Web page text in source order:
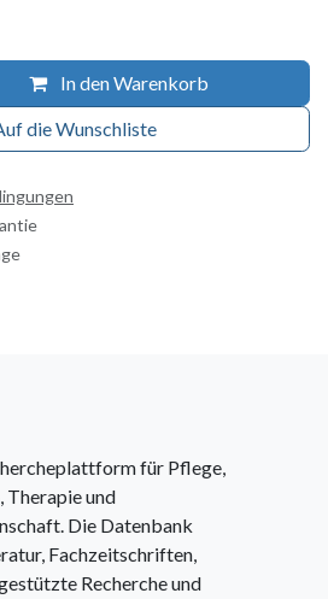
In den Warenkorb
die Wunschliste
für Pflege,
Therapie und
Die Datenbank
Fachzeitschriften,
Recherche und